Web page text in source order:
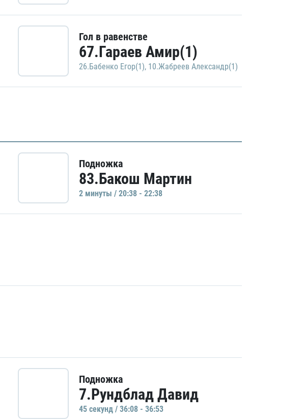
Гол в равенстве
67.Гараев Амир(1)
26.Бабенко Егор(1), 10.Жабреев Александр(1)
Подножка
83.Бакош Мартин
2 минуты / 20:38 - 22:38
Подножка
7.Рундблад Давид
45 секунд / 36:08 - 36:53